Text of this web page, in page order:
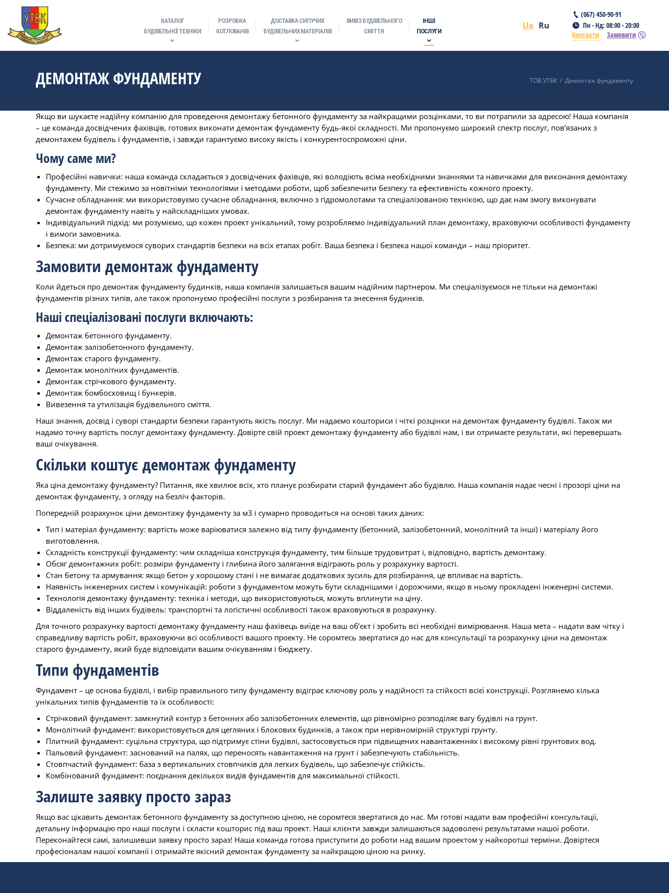
КАТАЛОГ
БУДІВЕЛЬНОЇ ТЕХНІКИ
РОЗРОБКА
КОТЛОВАНІВ
ДОСТАВКА СИПУЧИХ
БУДІВЕЛЬНИХ МАТЕРІАЛІВ
ВИВІЗ БУДІВЕЛЬНОГО
СМІТТЯ
ІНШІ
ПОСЛУГИ
Ua Ru
(067) 450-90-91
Пн - Нд: 08:00 - 20:00
Контакти
Замовити
ДЕМОНТАЖ ФУНДАМЕНТУ ТОВ УТБК / Демонтаж фундаменту
Якщо ви шукаєте надійну компанію для проведення демонтажу бетонного фундаменту за найкращими розцінками, то ви потрапили за адресою! Наша компанія
– це команда досвідчених фахівців, готових виконати демонтаж фундаменту будь-якої складності. Ми пропонуємо широкий спектр послуг, пов’язаних з
демонтажем будівель і фундаментів, і завжди гарантуємо високу якість і конкурентоспроможні ціни.
Чому саме ми?
Професійні навички: наша команда складається з досвідчених фахівців, які володіють всіма необхідними знаннями та навичками для виконання демонтажу
фундаменту. Ми стежимо за новітніми технологіями і методами роботи, щоб забезпечити безпеку та ефективність кожного проекту.
Сучасне обладнання: ми використовуємо сучасне обладнання, включно з гідромолотами та спеціалізованою технікою, що дає нам змогу виконувати
демонтаж фундаменту навіть у найскладніших умовах.
Індивідуальний підхід: ми розуміємо, що кожен проект унікальний, тому розробляємо індивідуальний план демонтажу, враховуючи особливості фундаменту
і вимоги замовника.
Безпека: ми дотримуємося суворих стандартів безпеки на всіх етапах робіт. Ваша безпека і безпека нашої команди – наш пріоритет.
Замовити демонтаж фундаменту
Коли йдеться про демонтаж фундаменту будинків, наша компанія залишається вашим надійним партнером. Ми спеціалізуємося не тільки на демонтажі
фундаментів різних типів, але також пропонуємо професійні послуги з розбирання та знесення будинків.
Наші спеціалізовані послуги включають:
Демонтаж бетонного фундаменту.
Демонтаж залізобетонного фундаменту.
Демонтаж старого фундаменту.
Демонтаж монолітних фундаментів.
Демонтаж стрічкового фундаменту.
Демонтаж бомбосховищ і бункерів.
Вивезення та утилізація будівельного сміття.
Наші знання, досвід і суворі стандарти безпеки гарантують якість послуг. Ми надаємо кошториси і чіткі розцінки на демонтаж фундаменту будівлі. Також ми
надамо точну вартість послуг демонтажу фундаменту. Довірте свій проект демонтажу фундаменту або будівлі нам, і ви отримаєте результати, які перевершать
ваші очікування.
Скільки коштує демонтаж фундаменту
Яка ціна демонтажу фундаменту? Питання, яке хвилює всіх, хто планує розбирати старий фундамент або будівлю. Наша компанія надає чесні і прозорі ціни на
демонтаж фундаменту, з огляду на безліч факторів.
Попередній розрахунок ціни демонтажу фундаменту за м3 і сумарно проводиться на основі таких даних:
Тип і матеріал фундаменту: вартість може варіюватися залежно від типу фундаменту (бетонний, залізобетонний, монолітний та інші) і матеріалу його
виготовлення.
Складність конструкції фундаменту: чим складніша конструкція фундаменту, тим більше трудовитрат і, відповідно, вартість демонтажу.
Обсяг демонтажних робіт: розміри фундаменту і глибина його залягання відіграють роль у розрахунку вартості.
Стан бетону та армування: якщо бетон у хорошому стані і не вимагає додаткових зусиль для розбирання, це впливає на вартість.
Наявність інженерних систем і комунікацій: роботи з фундаментом можуть бути складнішими і дорожчими, якщо в ньому прокладені інженерні системи.
Технологія демонтажу фундаменту: техніка і методи, що використовуються, можуть вплинути на ціну.
Віддаленість від інших будівель: транспортні та логістичні особливості також враховуються в розрахунку.
Для точного розрахунку вартості демонтажу фундаменту наш фахівець виїде на ваш об’єкт і зробить всі необхідні вимірювання. Наша мета – надати вам чітку і
справедливу вартість робіт, враховуючи всі особливості вашого проекту. Не соромтесь звертатися до нас для консультації та розрахунку ціни на демонтаж
старого фундаменту, який буде відповідати вашим очікуванням і бюджету.
Типи фундаментів
Фундамент – це основа будівлі, і вибір правильного типу фундаменту відіграє ключову роль у надійності та стійкості всієї конструкції. Розглянемо кілька
унікальних типів фундаментів та їх особливості:
Стрічковий фундамент: замкнутий контур з бетонних або залізобетонних елементів, що рівномірно розподіляє вагу будівлі на грунт.
Монолітний фундамент: використовується для цегляних і блокових будинків, а також при нерівномірній структурі грунту.
Плитний фундамент: суцільна структура, що підтримує стіни будівлі, застосовується при підвищених навантаженнях і високому рівні грунтових вод.
Пальовий фундамент: заснований на палях, що переносять навантаження на грунт і забезпечують стабільність.
Стовпчастий фундамент: база з вертикальних стовпчиків для легких будівель, що забезпечує стійкість.
Комбінований фундамент: поєднання декількох видів фундаментів для максимальної стійкості.
Залиште заявку просто зараз
Якщо вас цікавить демонтаж бетонного фундаменту за доступною ціною, не соромтеся звертатися до нас. Ми готові надати вам професійні консультації,
детальну інформацію про наші послуги і скласти кошторис під ваш проект. Наші клієнти завжди залишаються задоволені результатами нашої роботи.
Переконайтеся самі, залишивши заявку просто зараз! Наша команда готова приступити до роботи над вашим проектом у найкоротші терміни. Довіртеся
професіоналам нашої компанії і отримайте якісний демонтаж фундаменту за найкращою ціною на ринку.